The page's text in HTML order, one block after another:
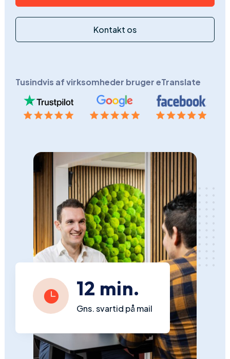
Kontakt os
Tusindvis af virksomheder bruger eTranslate
 12 min.
Gns. svartid på mail